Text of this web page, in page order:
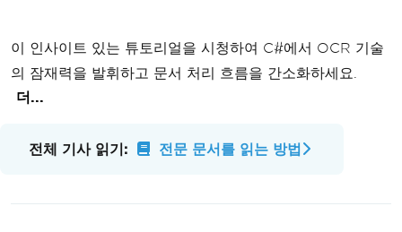
이 인사이트 있는 튜토리얼을 시청하여 C#에서 OCR 기술
의 잠재력을 발휘하고 문서 처리 흐름을 간소화하세요.
더...
전체 기사 읽기: 전문 문서를 읽는 방법